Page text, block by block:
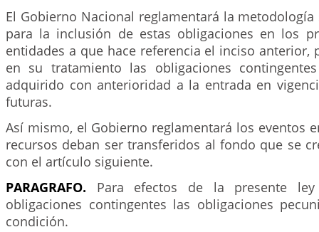
El Gobierno Nacional reglamentará la
para la inclusión de estas obligaciones en los
entidades a que hace referencia el inciso anterior,
en su tratamiento las obligaciones
adquirido con anterioridad a la entrada en
futuras.
Así mismo, el Gobierno reglamentará los eventos
recursos deban ser transferidos al fondo que se
con el artículo siguiente.
PARAGRAFO. Para efectos de la presente
obligaciones contingentes las obligaciones
condición.